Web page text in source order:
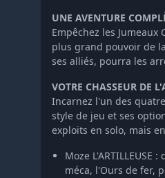
UNE AVENTURE
Empêchez les
plus grand pouvoir de
ses alliés, pourra les
VOTRE CHASSEUR DE
Incarnez l'un des
style de jeu et ses
exploits en solo, mais
Moze
méca, l'Ours de fer,